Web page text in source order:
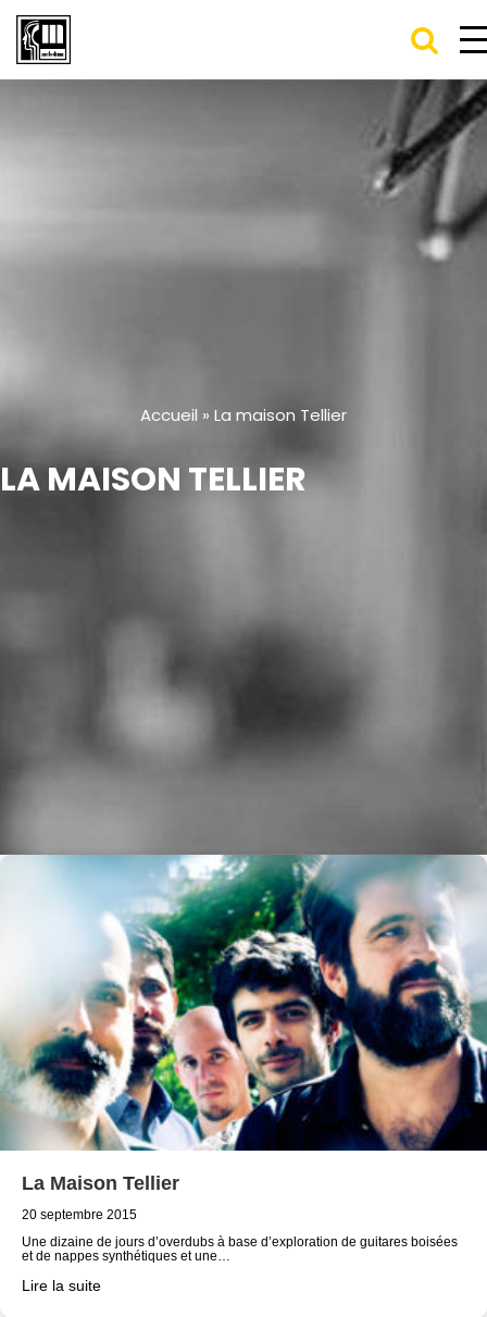
Accueil » La maison Tellier
LA MAISON TELLIER
La Maison Tellier
20 septembre 2015
Une dizaine de jours d’overdubs à base d’exploration de guitares boisées
et de nappes synthétiques et une…
Lire la suite